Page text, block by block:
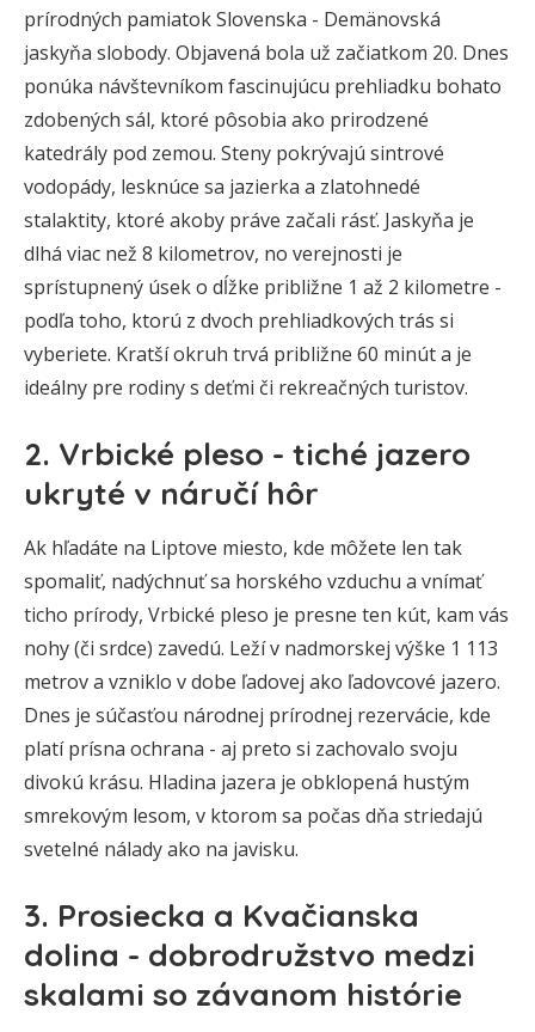
prírodných pamiatok Slovenska - Demänovská
jaskyňa slobody. Objavená bola už začiatkom 20. Dnes
ponúka návštevníkom fascinujúcu prehliadku bohato
zdobených sál, ktoré pôsobia ako prirodzené
katedrály pod zemou. Steny pokrývajú sintrové
vodopády, lesknúce sa jazierka a zlatohnedé
stalaktity, ktoré akoby práve začali rásť. Jaskyňa je
dlhá viac než 8 kilometrov, no verejnosti je
sprístupnený úsek o dĺžke približne 1 až 2 kilometre -
podľa toho, ktorú z dvoch prehliadkových trás si
vyberiete. Kratší okruh trvá približne 60 minút a je
ideálny pre rodiny s deťmi či rekreačných turistov.
2. Vrbické pleso - tiché jazero
ukryté v náručí hôr
Ak hľadáte na Liptove miesto, kde môžete len tak
spomaliť, nadýchnuť sa horského vzduchu a vnímať
ticho prírody, Vrbické pleso je presne ten kút, kam vás
nohy (či srdce) zavedú. Leží v nadmorskej výške 1 113
metrov a vzniklo v dobe ľadovej ako ľadovcové jazero.
Dnes je súčasťou národnej prírodnej rezervácie, kde
platí prísna ochrana - aj preto si zachovalo svoju
divokú krásu. Hladina jazera je obklopená hustým
smrekovým lesom, v ktorom sa počas dňa striedajú
svetelné nálady ako na javisku.
3. Prosiecka a Kvačianska
dolina - dobrodružstvo medzi
skalami so závanom histórie